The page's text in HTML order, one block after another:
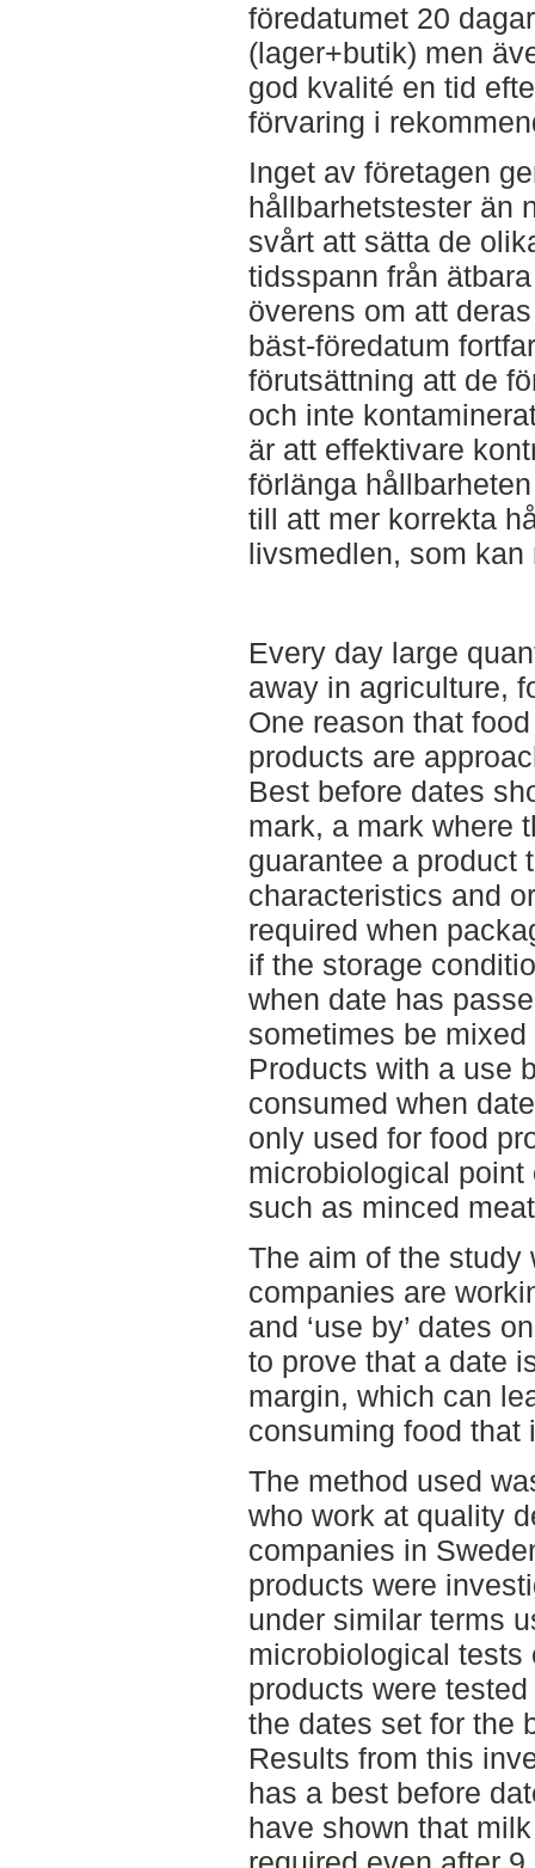
föredatumet 20
(lager+butik) men
god kvalité en tid
förvaring i
Inget av företagen
hållbarhetstester än
svårt att sätta de
tidsspann från
överens om att
bäst-föredatum
förutsättning att de
och inte
är att effektivare
förlänga
till att mer korrekta
livsmedlen, som
Every day large
away in agriculture,
One reason that
products are
Best before dates
mark, a mark where
guarantee a product
characteristics and
required when
if the storage
when date has
sometimes be
Products with a use
consumed when
only used for food
microbiological
such as minced
The aim of the study
companies are
and ‘use by’ dates
to prove that a date
margin, which can
consuming food that
The method used
who work at quality
companies in
products were
under similar terms
microbiological tests
products were
the dates set for the
Results from this
has a best before
have shown that